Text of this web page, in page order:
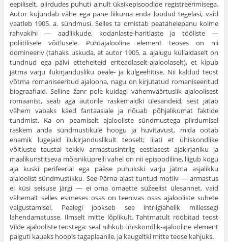
eepiliselt, piirdudes puhuti ainult üksikepisoodide registreerimisega.
Autor kujundab vähe ega pane liikuma enda loodud tegelasi, vaid
vaatleb 1905. a. sündmusi. Selles ta omistab peatähelepanu kolme
rahvakihi — aadlikkude, kodanlaste-haritlaste ja tööliste —
poliitilisele võitlusele. Puhtajalooline element teoses on nii
domineeriv (tahaks uskuda, et autor 1905. a. ajalugu küllaldaselt on
tundnud ega pälvi etteheiteid eriteadlaselt-ajaloolaselt), et kipub
jätma varju ilukirjandusliku peale- ja külgeehitise. Nii kaldud teost
võtma romaniseeritud ajaloona, nagu on kirjutatud romaniseeritud
biograafiaid. Selline žanr pole kuidagi vähemväärtuslik ajaloolisest
romaanist, seab aga autorile raskemaidki ülesandeid, sest jätab
vähem vabaks käed fantaasiale ja nõuab põhjalikumat faktide
tundmist. Ka on peamiselt ajalooliste sündmustega piirdumisel
raskem anda sündmustikule hoogu ja huvitavust, mida ootab
enamik lugejaid ilukirjanduslikult teoselt; liiati et ühiskondlike
võitluste taustal tekkiv armastusintriig eestlasest ajakirjaniku ja
maalikunstitseva mõisnikupreili vahel on nii episoodiline, liigub kogu
aja kuski perifeerial ega pääse puhukski varju jätma asjalikku
ajaloolist sündmustikku. See Pärna ajast tuntud motiiv — armastus
ei küsi seisuse järgi — ei oma omaette süžeelist ülesannet, vaid
vähemalt selles esimeses osas on teenivas osas ajalooliste suhete
valgustamisel. Pealegi jookseb see intriigiahelik millessegi
lahendamatusse. Ilmselt mitte lõplikult. Tahtmatult rööbitad teost
Vilde ajalooliste teostega: seal nihkub ühiskondlik-ajalooline element
paiguti kauaks hoopis tagaplaanile, ja kaugeltki mitte teose kahjuks.